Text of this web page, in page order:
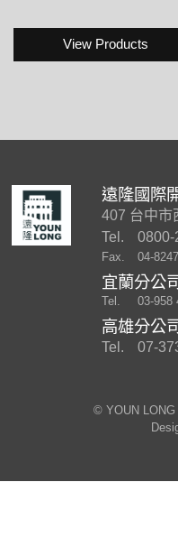
View Products
遠隆國際
407 台中市
Tel.
0800-
Fax. 04-
宜蘭分公
Tel. 03-958
高雄分公
Tel. 07-
©︎ YOUN LONG